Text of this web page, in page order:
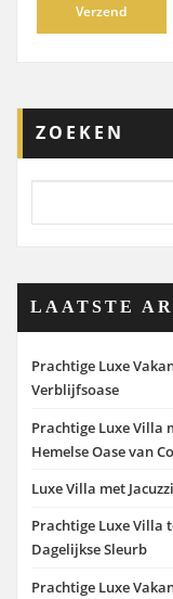
ZOEKEN
LAATSTE
Prachtige Luxe
Verblijfsoase
Prachtige Luxe Villa
Hemelse Oase van
Luxe Villa met
Prachtige Luxe Villa
Dagelijkse Sleurb
Prachtige Luxe